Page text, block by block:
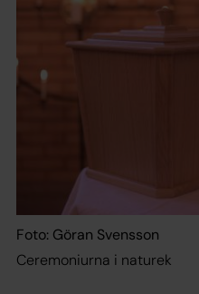
Foto: Göran Svensson
Ceremoniurna i naturek